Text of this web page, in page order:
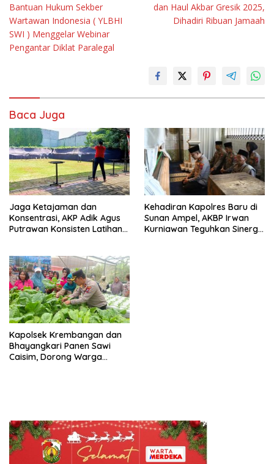
Bantuan Hukum Sekber
Wartawan Indonesia ( YLBHI
SWI ) Menggelar Webinar
Pengantar Diklat Paralegal
dan Haul Akbar Gresik 2025,
Dihadiri Ribuan Jamaah
Baca Juga
Jaga Ketajaman dan
Konsentrasi, AKP Adik Agus
Putrawan Konsisten Latihan
Kehadiran Kapolres Baru di
Sunan Ampel, AKBP Irwan
Kurniawan Teguhkan Sinergi
Kapolsek Krembangan dan
Bhayangkari Panen Sawi
Caisim, Dorong Warga